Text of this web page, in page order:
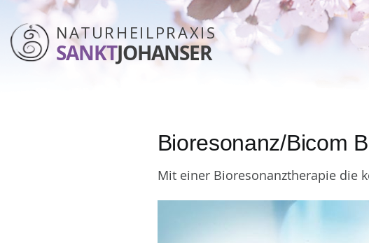
NATURHEILPRAXIS
SANKTJOHANSER
Bioresonanz/Bicom
Mit einer Bioresonanztherapie die